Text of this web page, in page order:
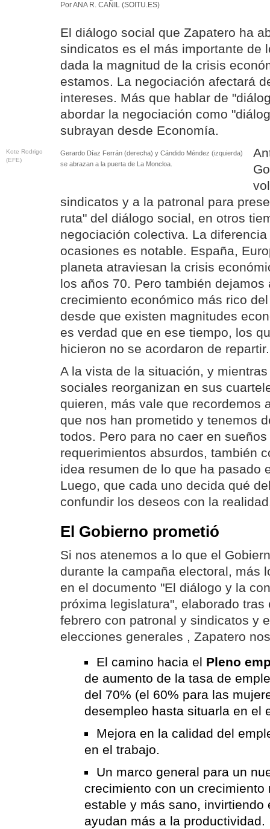
Por ANA R. CAÑIL (SOITU.ES)
El diálogo social que Zapatero ha
sindicatos es el más importante de
dada la magnitud de la crisis
estamos. La negociación afectará
intereses. Más que hablar de
abordar la negociación como
subrayan desde Economía.
Kote Rodrigo
(EFE)
Gerardo Díaz Ferrán (derecha) y Cándido Méndez (izquierda)
se abrazan a la puerta de La Moncloa.
sindicatos y a la patronal para
ruta" del diálogo social, en otros
negociación colectiva. La
ocasiones es notable. España,
planeta atraviesan la crisis
los años 70. Pero también
crecimiento económico más rico
desde que existen magnitudes
es verdad que en ese tiempo, los
hicieron no se acordaron de repartir.
A la vista de la situación, y
sociales reorganizan en sus
quieren, más vale que recordemos
que nos han prometido y tenemos
todos. Pero para no caer en
requerimientos absurdos, también
idea resumen de lo que ha pasado
Luego, que cada uno decida qué
confundir los deseos con la
El Gobierno prometió
Si nos atenemos a lo que el
durante la campaña electoral, más
en el documento "El diálogo y la
próxima legislatura", elaborado
febrero con patronal y sindicatos y
elecciones generales , Zapatero
El camino hacia el Pleno
de aumento de la tasa de
del 70% (el 60% para las
desempleo hasta situarla en el
Mejora en la calidad del
en el trabajo.
Un marco general para un
crecimiento con un crecimiento
estable y más sano, invirtiendo
ayudan más a la productividad.